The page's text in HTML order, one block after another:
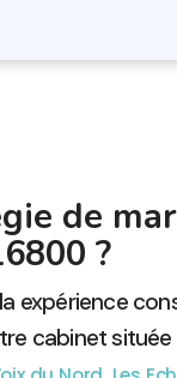
de
?
expérience
cabinet